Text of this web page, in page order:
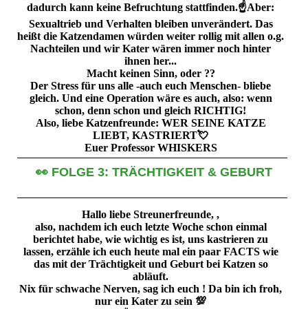
dadurch kann keine Befruchtung stattfinden.☝️Aber:
Sexualtrieb und Verhalten bleiben unverändert. Das
heißt die Katzendamen würden weiter rollig mit allen o.g.
Nachteilen und wir Kater wären immer noch hinter
ihnen her...
Macht keinen Sinn, oder ??
Der Stress für uns alle -auch euch Menschen- bliebe
gleich. Und eine Operation wäre es auch, also: wenn
schon, denn schon und gleich RICHTIG!
Also, liebe Katzenfreunde: WER SEINE KATZE
LIEBT, KASTRIERT💘
Euer Professor WHISKERS
👀 FOLGE 3: TRÄCHTIGKEIT & GEBURT
Hallo liebe Streunerfreunde, ,
also, nachdem ich euch letzte Woche schon einmal
berichtet habe, wie wichtig es ist, uns kastrieren zu
lassen, erzähle ich euch heute mal ein paar FACTS wie
das mit der Trächtigkeit und Geburt bei Katzen so
abläuft.
Nix für schwache Nerven, sag ich euch ! Da bin ich froh,
nur ein Kater zu sein 💯